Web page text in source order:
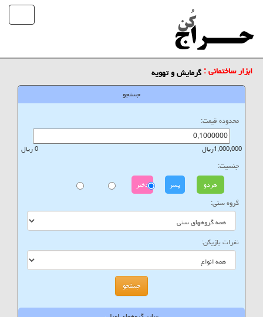
ابزار ساختمانی :گرمایش و تهویه
جستجو
محدوده قیمت:
1,000,000ریال 0 ریال
جنسیت:
هردو پسر دختر
گروه سنی:
نفرات بازیکن: